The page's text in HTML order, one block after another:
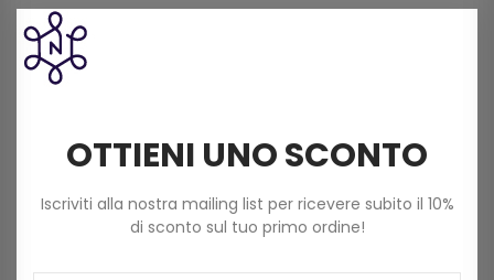
OTTIENI UNO SCONTO
Iscriviti alla nostra mailing list per ricevere subito il 10%
di sconto sul tuo primo ordine!